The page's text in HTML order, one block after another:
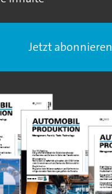
Jetzt abonnieren